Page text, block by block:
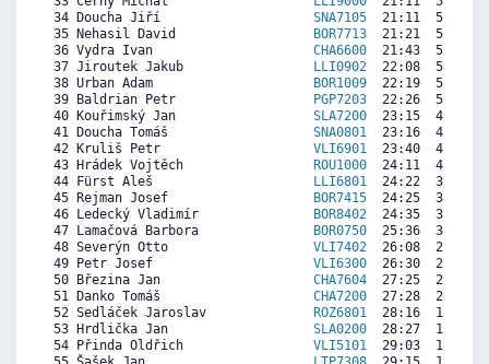
34 Doucha Jiří SNA7105
21:11  5742
35 Nehasil David
BOR7713
21:21  5647
36 Vydra Ivan CHA6600
21:43  5439
37 Jiroutek Jakub
LLI0902
22:08  5202
38 Urban Adam
BOR1009
22:19  5098
39 Baldrian Petr
PGP7203
22:26  5031
40 Kouřimský Jan SLA7200
23:15  4567
41 Doucha Tomáš SNA0801
23:16  4558
42 Kruliš Petr VLI6901
23:40  4331
43 Hrádek Vojtěch
ROU1000
24:11  4037
44 Fürst Aleš
LLI6801
24:22  3933
45 Rejman Josef
BOR7415
24:25  3905
46 Ledecký Vladimír
BOR8402
24:35  3810
47 Lamačová Barbora
BOR0750
25:36  3232
48 Severýn Otto VLI7402
26:08  2929
49 Petr Josef VLI6300
26:30  2721
50 Březina Jan CHA7604
27:25  2200
51 Danko Tomáš CHA7200
27:28  2172
52 Sedláček Jaroslav
ROZ6801
28:16  1717
53 Hrdlička Jan SLA0200
28:27  1613
54 Přinda Oldřich VLI5101
29:03  1272